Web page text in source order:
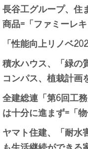
長谷工グループ、住
商品=「ファミーレ
「性能向上リノベ
積水ハウス、「緑の
コンパス、植栽計画
全建総連「第6回工
は十分に進まず=「
ヤマト住建、「耐水